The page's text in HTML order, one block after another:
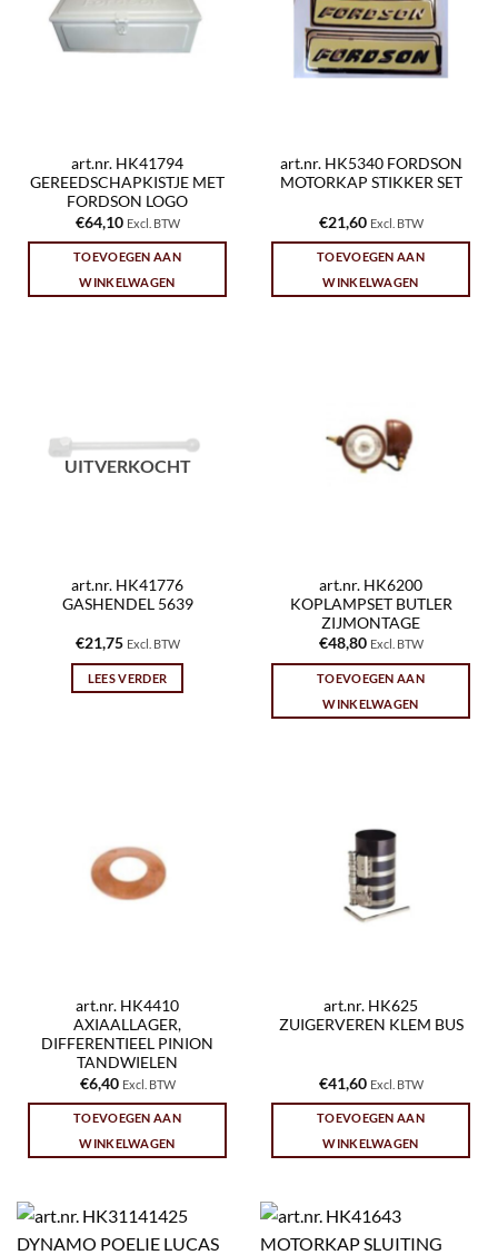
art.nr. HK41794
GEREEDSCHAPKISTJE MET
FORDSON LOGO
€64,10 Excl. BTW
TOEVOEGEN AAN
WINKELWAGEN
art.nr. HK5340 FORDSON
MOTORKAP STIKKER SET
€21,60 Excl. BTW
TOEVOEGEN AAN
WINKELWAGEN
UITVERKOCHT
art.nr. HK41776
GASHENDEL 5639
€21,75 Excl. BTW
LEES VERDER
art.nr. HK6200
KOPLAMPSET BUTLER
ZIJMONTAGE
€48,80 Excl. BTW
TOEVOEGEN AAN
WINKELWAGEN
art.nr. HK4410
AXIAALLAGER,
DIFFERENTIEEL PINION
TANDWIELEN
€6,40 Excl. BTW
TOEVOEGEN AAN
WINKELWAGEN
art.nr. HK625
ZUIGERVEREN KLEM BUS
€41,60 Excl. BTW
TOEVOEGEN AAN
WINKELWAGEN